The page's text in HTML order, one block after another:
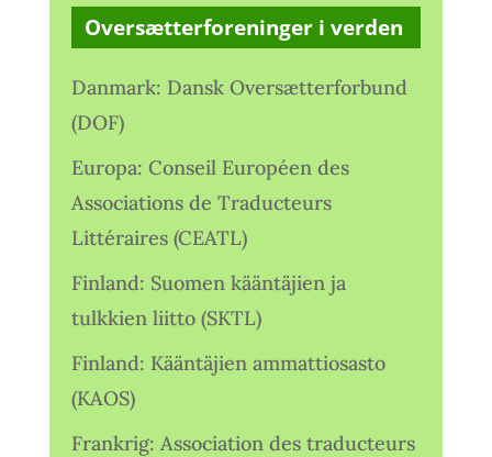
Oversætterforeninger i verden
Danmark: Dansk Oversætterforbund
(DOF)
Europa: Conseil Européen des
Associations de Traducteurs
Littéraires (CEATL)
Finland: Suomen kääntäjien ja
tulkkien liitto (SKTL)
Finland: Kääntäjien ammattiosasto
(KAOS)
Frankrig: Association des traducteurs